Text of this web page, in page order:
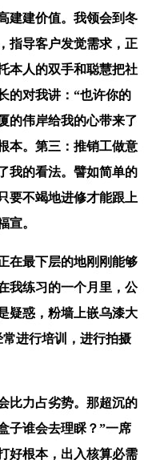
建建价值。我领会到冬
指导客户发觉需求，正
本人的双手和聪慧把社
的对我讲：“也许你的
的伟岸给我的心带来了
本。第三：推销工做意
我的看法。譬如简单的
要不竭地进修才能跟上
宣。
最下层的地刚刚能够
我练习的一个月里，公
疑惑，粉墙上嵌乌漆大
进行培训，进行拍摄
力占劣势。那超沉的
子谁会去理睬？”一席
好根本，出入核算必需